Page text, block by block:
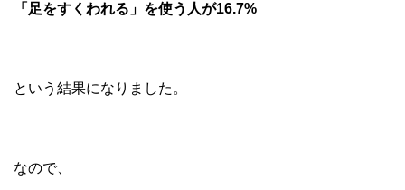
「足をすくわれる」を使う人が16.7%
という結果になりました。
なので、